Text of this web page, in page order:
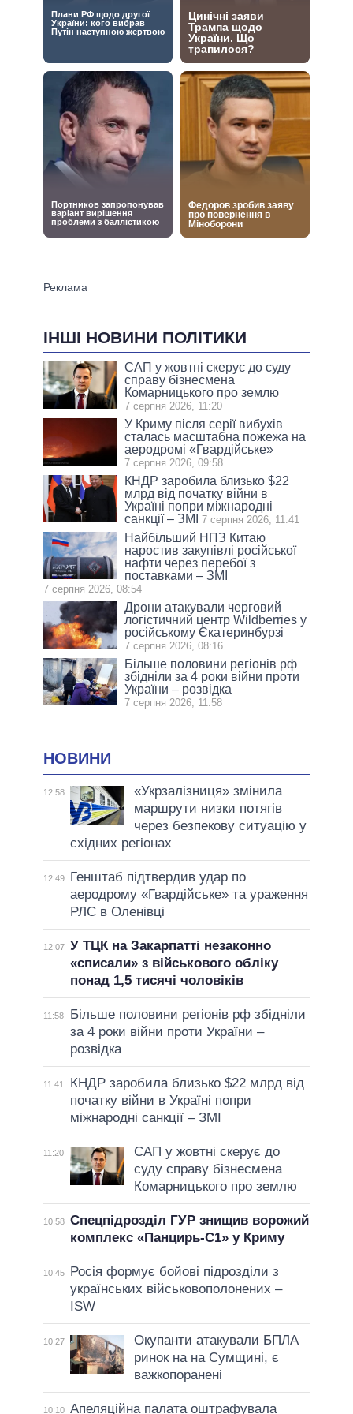
ІНШІ НОВИНИ ПОЛІТИКИ
САП у жовтні скерує до суду
справу бізнесмена
Комарницького про землю
7 серпня 2026, 11:20
У Криму після серії вибухів
сталась масштабна пожежа на
аеродромі «Гвардійське»
7 серпня 2026, 09:58
КНДР заробила близько $22
млрд від початку війни в
Україні попри міжнародні
санкції – ЗМІ
7 серпня 2026, 11:41
Найбільший НПЗ Китаю
наростив закупівлі російської
нафти через перебої з
поставками – ЗМІ
7 серпня 2026, 08:54
Дрони атакували черговий
логістичний центр Wildberries у
російському Єкатеринбурзі
7 серпня 2026, 08:16
Більше половини регіонів рф
збідніли за 4 роки війни проти
України – розвідка
7 серпня 2026, 11:58
НОВИНИ
12:58
«Укрзалізниця» змінила
маршрути низки потягів
через безпекову ситуацію у
східних регіонах
12:49
Генштаб підтвердив удар по
аеродрому «Гвардійське» та ураження
РЛС в Оленівці
12:07 У ТЦК на Закарпатті незаконно
«списали» з військового обліку
понад 1,5 тисячі чоловіків
11:58
Більше половини регіонів рф збідніли
за 4 роки війни проти України –
розвідка
11:41
КНДР заробила близько $22 млрд від
початку війни в Україні попри
міжнародні санкції – ЗМІ
11:20
САП у жовтні скерує до
суду справу бізнесмена
Комарницького про землю
10:58 Спецпідрозділ ГУР знищив ворожий
комплекс «Панцирь-С1» у Криму
10:45
Росія формує бойові підрозділи з
українських військовополонених –
ISW
10:27
Окупанти атакували БПЛА
ринок на на Сумщині, є
важкопоранені
10:10 Апеляційна палата оштрафувала